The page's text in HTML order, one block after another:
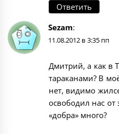
Ответить
Sezam:
11.08.2012 в 3:35 пп
Дмитрий, а как в
тараканами? В
нет, видимо
освободил нас от
«добра» много?